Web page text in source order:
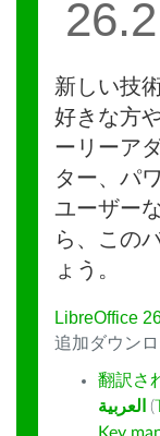
新しい技
好きな方
ーリーア
ター、パ
ユーザー
ら、この
ょう。
LibreOffice
追加ダウン
翻訳さ
العربية
(